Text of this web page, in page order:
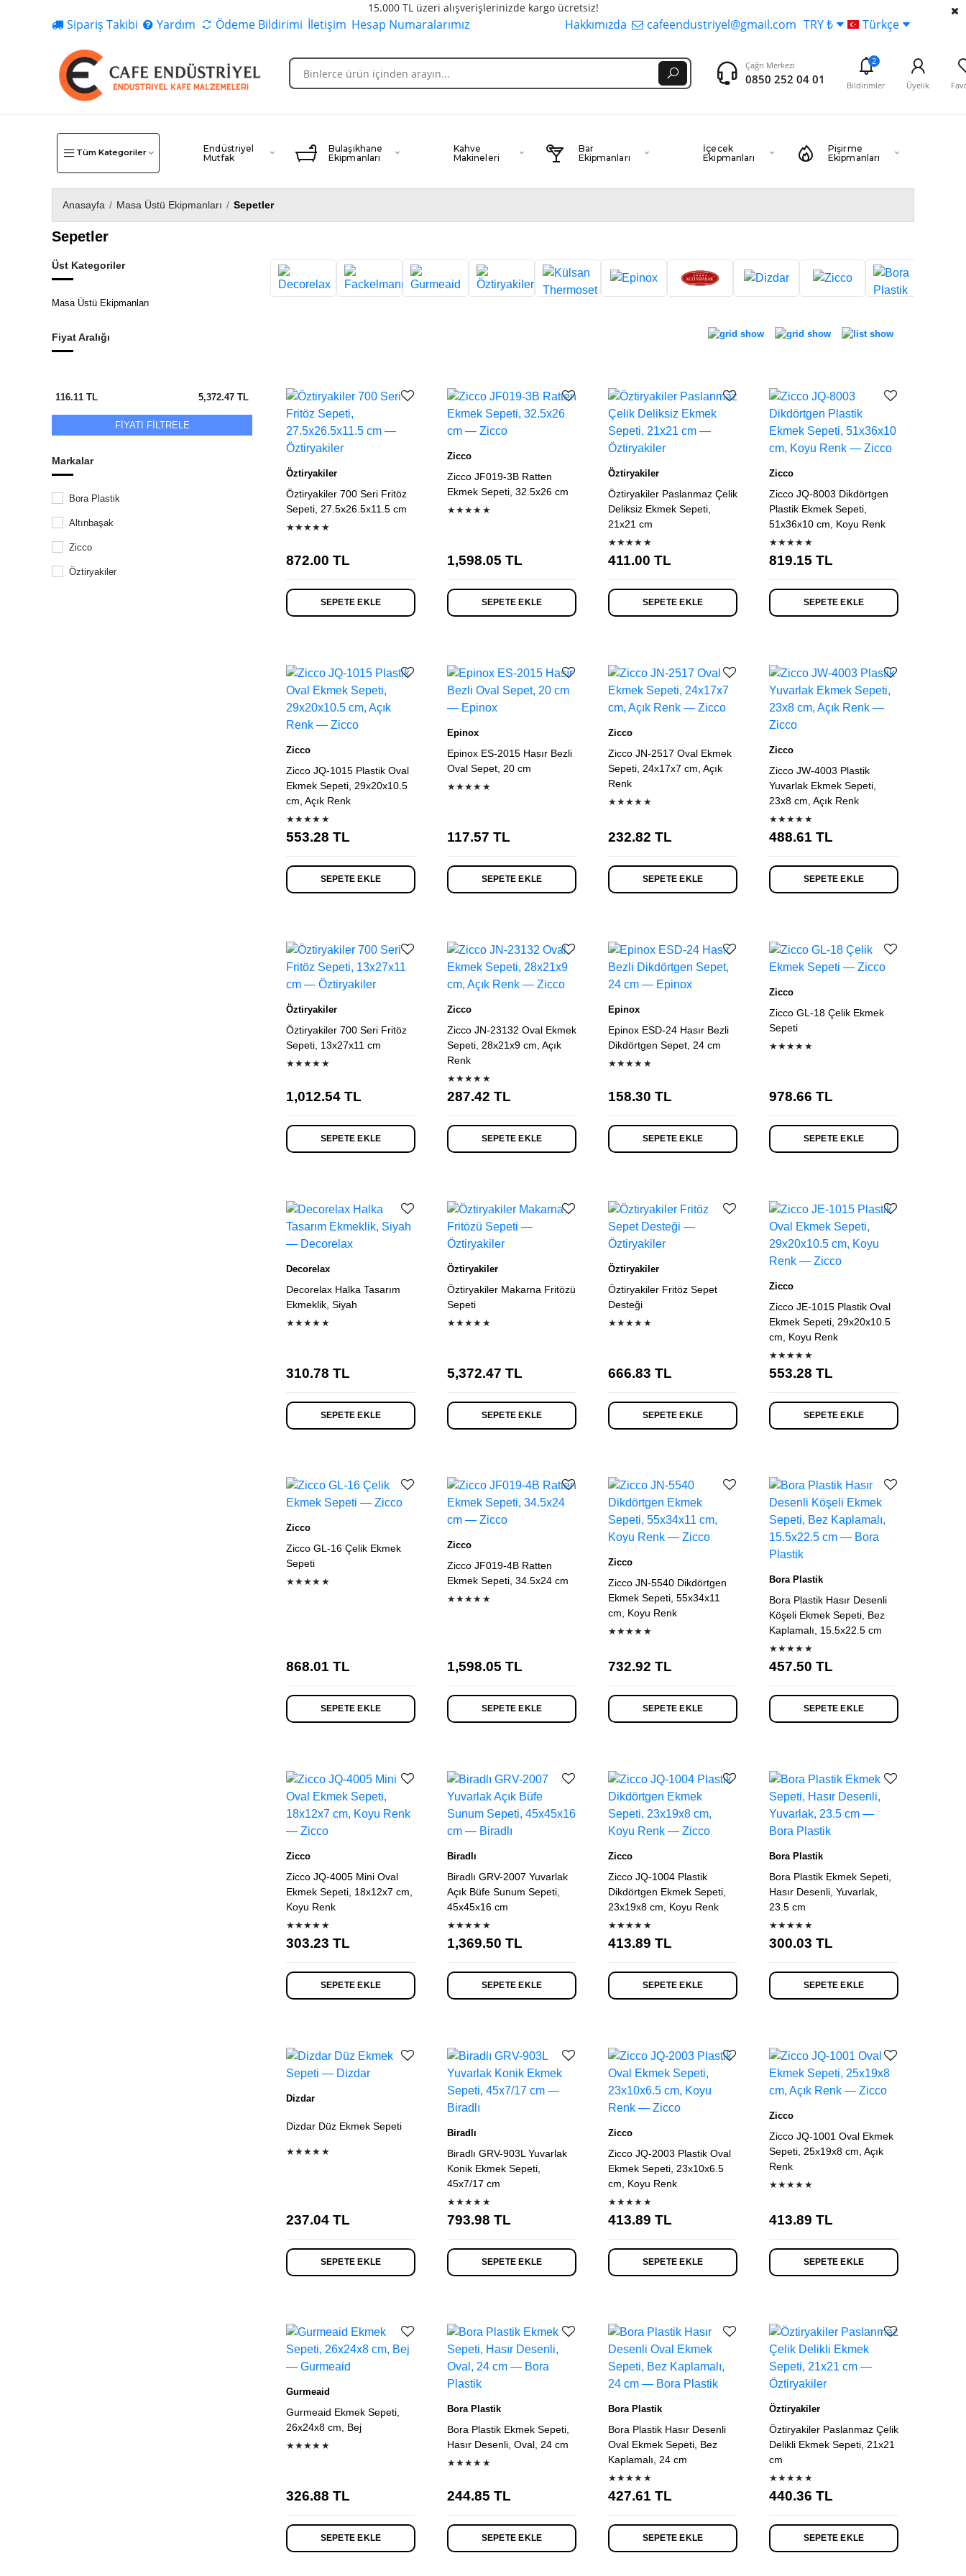
15.000 TL üzeri alışverişlerinizde kargo ücretsiz!
Sipariş Takibi Yardım Ödeme Bildirimi İletişim Hesap Numaralarımız Hakkımızda cafeendustriyel@gmail.com TRY ₺ Türkçe
Çağrı Merkezi
0850 252 04 01
2
Bildirimler Üyelik
Tüm Kategoriler
Endüstriyel
Mutfak
Bulaşıkhane
Ekipmanları
Kahve
Makineleri
Bar
Ekipmanları
İçecek
Ekipmanları
Pişirme
Ekipmanları
Anasayfa / Masa Üstü Ekipmanları / Sepetler
Sepetler
Üst Kategoriler
Masa Üstü Ekipmanları
Fiyat Aralığı
116.11 TL 5,372.47 TL
FİYATI FİLTRELE
Markalar
Bora Plastik
Altınbaşak
Zicco
Öztiryakiler
Ürün listesi
Öztiryakiler
Öztiryakiler 700 Seri Fritöz
Sepeti, 27.5x26.5x11.5 cm
★★★★★
872.00 TL
SEPETE EKLE
Zicco
Zicco JF019-3B Ratten
Ekmek Sepeti, 32.5x26 cm
★★★★★
1,598.05 TL
SEPETE EKLE
Öztiryakiler
Öztiryakiler Paslanmaz Çelik
Deliksiz Ekmek Sepeti,
21x21 cm
★★★★★
411.00 TL
SEPETE EKLE
Zicco
Zicco JQ-8003 Dikdörtgen
Plastik Ekmek Sepeti,
51x36x10 cm, Koyu Renk
★★★★★
819.15 TL
SEPETE EKLE
Zicco
Zicco JQ-1015 Plastik Oval
Ekmek Sepeti, 29x20x10.5
cm, Açık Renk
★★★★★
553.28 TL
SEPETE EKLE
Epinox
Epinox ES-2015 Hasır Bezli
Oval Sepet, 20 cm
★★★★★
117.57 TL
SEPETE EKLE
Zicco
Zicco JN-2517 Oval Ekmek
Sepeti, 24x17x7 cm, Açık
Renk
★★★★★
232.82 TL
SEPETE EKLE
Zicco
Zicco JW-4003 Plastik
Yuvarlak Ekmek Sepeti,
23x8 cm, Açık Renk
★★★★★
488.61 TL
SEPETE EKLE
Öztiryakiler
Öztiryakiler 700 Seri Fritöz
Sepeti, 13x27x11 cm
★★★★★
1,012.54TL
SEPETE EKLE
Zicco
Zicco JN-23132 Oval Ekmek
Sepeti, 28x21x9 cm, Açık
Renk
★★★★★
287.42 TL
SEPETE EKLE
Epinox
Epinox ESD-24 Hasır Bezli
Dikdörtgen Sepet, 24 cm
★★★★★
158.30 TL
SEPETE EKLE
Zicco
Zicco GL-18 Çelik Ekmek
Sepeti
★★★★★
978.66 TL
SEPETE EKLE
Decorelax
Decorelax Halka Tasarım
Ekmeklik, Siyah
★★★★★
310.78 TL
SEPETE EKLE
Öztiryakiler
Öztiryakiler Makarna Fritözü
Sepeti
★★★★★
5,372.47 TL
SEPETE EKLE
Öztiryakiler
Öztiryakiler Fritöz Sepet
Desteği
★★★★★
666.83 TL
SEPETE EKLE
Zicco
Zicco JE-1015 Plastik Oval
Ekmek Sepeti, 29x20x10.5
cm, Koyu Renk
★★★★★
553.28 TL
SEPETE EKLE
Zicco
Zicco GL-16 Çelik Ekmek
Sepeti
★★★★★
868.01 TL
SEPETE EKLE
Zicco
Zicco JF019-4B Ratten
Ekmek Sepeti, 34.5x24 cm
★★★★★
1,598.05 TL
SEPETE EKLE
Zicco
Zicco JN-5540 Dikdörtgen
Ekmek Sepeti, 55x34x11
cm, Koyu Renk
★★★★★
732.92 TL
SEPETE EKLE
Bora Plastik
Bora Plastik Hasır Desenli
Köşeli Ekmek Sepeti, Bez
Kaplamalı, 15.5x22.5 cm
★★★★★
457.50 TL
SEPETE EKLE
Zicco
Zicco JQ-4005 Mini Oval
Ekmek Sepeti, 18x12x7 cm,
Koyu Renk
★★★★★
303.23 TL
SEPETE EKLE
Biradlı
Biradlı GRV-2007 Yuvarlak
Açık Büfe Sunum Sepeti,
45x45x16 cm
★★★★★
1,369.50 TL
SEPETE EKLE
Zicco
Zicco JQ-1004 Plastik
Dikdörtgen Ekmek Sepeti,
23x19x8 cm, Koyu Renk
★★★★★
413.89 TL
SEPETE EKLE
Bora Plastik
Bora Plastik Ekmek Sepeti,
Hasır Desenli, Yuvarlak,
23.5 cm
★★★★★
300.03 TL
SEPETE EKLE
Dizdar
Dizdar Düz Ekmek Sepeti
★★★★★
237.04TL
SEPETE EKLE
Biradlı
Biradlı GRV-903L Yuvarlak
Konik Ekmek Sepeti,
45x7/17 cm
★★★★★
793.98 TL
SEPETE EKLE
Zicco
Zicco JQ-2003 Plastik Oval
Ekmek Sepeti, 23x10x6.5
cm, Koyu Renk
★★★★★
413.89 TL
SEPETE EKLE
Zicco
Zicco JQ-1001 Oval Ekmek
Sepeti, 25x19x8 cm, Açık
Renk
★★★★★
413.89 TL
SEPETE EKLE
Gurmeaid
Gurmeaid Ekmek Sepeti,
26x24x8 cm, Bej
★★★★★
326.88 TL
SEPETE EKLE
Bora Plastik
Bora Plastik Ekmek Sepeti,
Hasır Desenli, Oval, 24 cm
★★★★★
244.85 TL
SEPETE EKLE
Bora Plastik
Bora Plastik Hasır Desenli
Oval Ekmek Sepeti, Bez
Kaplamalı, 24 cm
★★★★★
427.61 TL
SEPETE EKLE
Öztiryakiler
Öztiryakiler Paslanmaz Çelik
Delikli Ekmek Sepeti, 21x21
cm
★★★★★
440.36 TL
SEPETE EKLE